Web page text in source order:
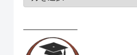
——————–